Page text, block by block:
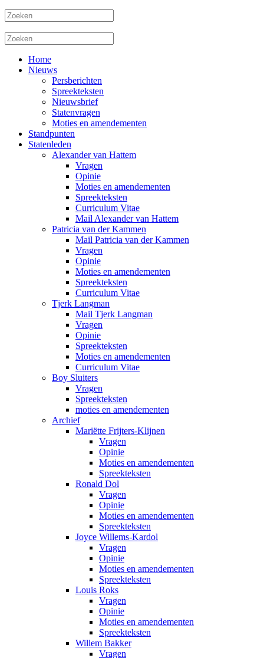
Home
Nieuws
Persberichten
Spreekteksten
Nieuwsbrief
Statenvragen
Moties en amendementen
Standpunten
Statenleden
Alexander van Hattem
Vragen
Opinie
Moties en amendementen
Spreekteksten
Curriculum Vitae
Mail Alexander van Hattem
Patricia van der Kammen
Mail Patricia van der Kammen
Vragen
Opinie
Moties en amendementen
Spreekteksten
Curriculum Vitae
Tjerk Langman
Mail Tjerk Langman
Vragen
Opinie
Spreekteksten
Moties en amendementen
Curriculum Vitae
Boy Sluiters
Vragen
Spreekteksten
moties en amendementen
Archief
Mariëtte Frijters-Klijnen
Vragen
Opinie
Moties en amendementen
Spreekteksten
Ronald Dol
Vragen
Opinie
Moties en amendementen
Spreekteksten
Joyce Willems-Kardol
Vragen
Opinie
Moties en amendementen
Spreekteksten
Louis Roks
Vragen
Opinie
Moties en amendementen
Spreekteksten
Willem Bakker
Vragen